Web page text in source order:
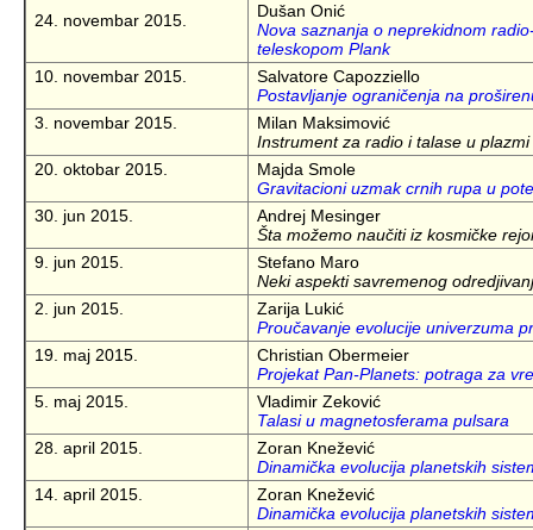
24. novembar 2015.
Dušan Onić
Nova saznanja o neprekidnom
teleskopom Plank
10. novembar 2015.
Salvatore Capozziello
Postavljanje ograničenja na
3. novembar 2015.
Milan Maksimović
Instrument za radio i talase u
20. oktobar 2015.
Majda Smole
Gravitacioni uzmak crnih rupa u
30. jun 2015.
Andrej Mesinger
Šta možemo naučiti iz kosmičke
9. jun 2015.
Stefano Maro
Neki aspekti savremenog
2. jun 2015.
Zarija Lukić
Proučavanje evolucije univerzuma
19. maj 2015.
Christian Obermeier
Projekat Pan-Planets: potraga za
5. maj 2015.
Vladimir Zeković
Talasi u magnetosferama pulsara
28. april 2015.
Zoran Knežević
Dinamička evolucija planetskih
14. april 2015.
Zoran Knežević
Dinamička evolucija planetskih